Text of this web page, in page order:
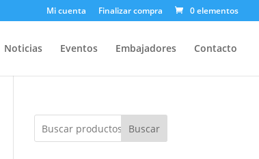
Mi cuenta Finalizar compra 0 elementos
Noticias Eventos Embajadores Contacto
Buscar